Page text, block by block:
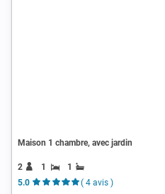
Maison 1 chambre, avec jardin
2 1
1
5.0
( 4 avis )